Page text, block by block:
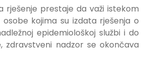
rješenje prestaje da važi istekom
kojima su izdata rješenja o
epidemiološkoj službi i do
zdravstveni nadzor se okončava